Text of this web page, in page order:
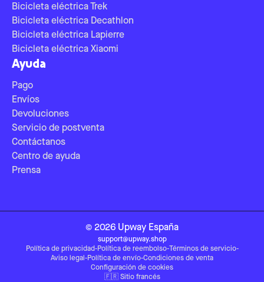
Bicicleta eléctrica Trek
Bicicleta eléctrica Decathlon
Bicicleta eléctrica Lapierre
Bicicleta eléctrica Xiaomi
Ayuda
Pago
Envíos
Devoluciones
Servicio de postventa
Contáctanos
Centro de ayuda
Prensa
© 2026 Upway España
support@upway.shop
Política de privacidad-Política de reembolso-Términos de servicio-
Aviso legal -Política de envío-Condiciones de venta
Configuración de cookies
🇫🇷 Sitio francés